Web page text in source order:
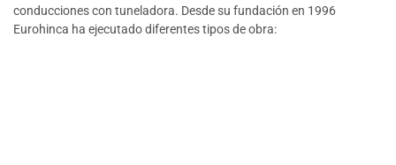
conducciones con tuneladora. Desde su fundación en 1996
Eurohinca ha ejecutado diferentes tipos de obra: